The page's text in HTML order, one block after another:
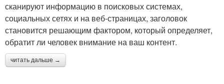
сканируют информацию в поисковых системах,
социальных сетях и на веб-страницах, заголовок
становится решающим фактором, который определяет,
обратит ли человек внимание на ваш контент.
читать дальше →